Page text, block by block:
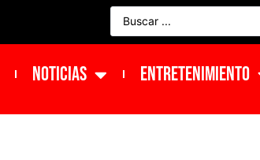
NOTICIAS ENTRETENIMIENTO